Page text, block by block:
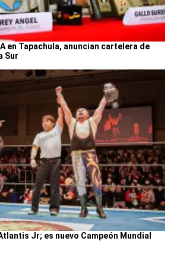
en Tapachula, anuncian cartelera de
Sur
Jr; es nuevo Campeón Mundial